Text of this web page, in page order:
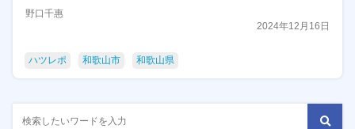
野口千惠
2024年12月16日
ハツレポ 和歌山市 和歌山県